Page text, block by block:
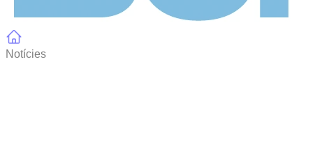
Notícies